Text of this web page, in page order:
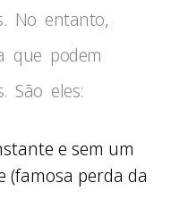
No entanto,
que podem
São eles:
e sem um
perda da